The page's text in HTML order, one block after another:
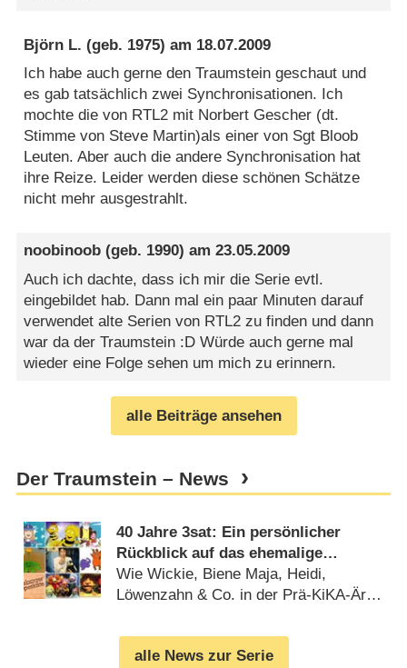
Björn L. (geb. 1975) am 18.07.2009
Ich habe auch gerne den Traumstein geschaut und
es gab tatsächlich zwei Synchronisationen. Ich
mochte die von RTL2 mit Norbert Gescher (dt.
Stimme von Steve Martin)als einer von Sgt Bloob
Leuten. Aber auch die andere Synchronisation hat
ihre Reize. Leider werden diese schönen Schätze
nicht mehr ausgestrahlt.
noobinoob (geb. 1990) am23.05.2009
Auch ich dachte, dass ich mir die Serie evtl.
eingebildet hab. Dann mal ein paar Minuten darauf
verwendet alte Serien von RTL2 zu finden und dann
war da der Traumstein :D Würde auch gerne mal
wieder eine Folge sehen um mich zu erinnern.
alle Beiträge ansehen
Der Traumstein – News
40 Jahre 3sat: Ein persönlicher
Rückblick auf das ehemalige
Kinderprogramm des Kultursenders
Wie Wickie, Biene Maja, Heidi,
Löwenzahn & Co. in der Prä-KiKA-Ära
(07.12.2024)
alle News zur Serie